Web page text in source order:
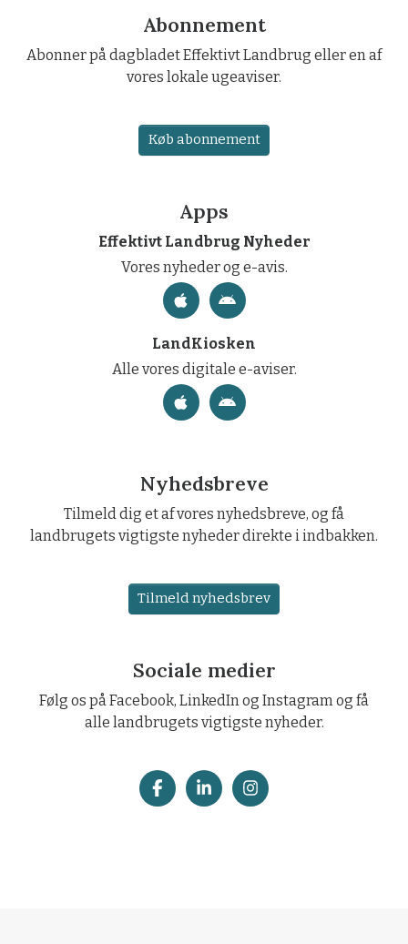
Abonnement
Abonner på dagbladet Effektivt Landbrug eller en af
vores lokale ugeaviser.
Køb abonnement
Apps
Effektivt Landbrug Nyheder
Vores nyheder og e-avis.
LandKiosken
Alle vores digitale e-aviser.
Nyhedsbreve
Tilmeld dig et af vores nyhedsbreve, og få
landbrugets vigtigste nyheder direkte i indbakken.
Tilmeld nyhedsbrev
Sociale medier
Følg os på Facebook, LinkedIn og Instagram og få
alle landbrugets vigtigste nyheder.